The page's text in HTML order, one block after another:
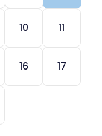
10 11
16 17